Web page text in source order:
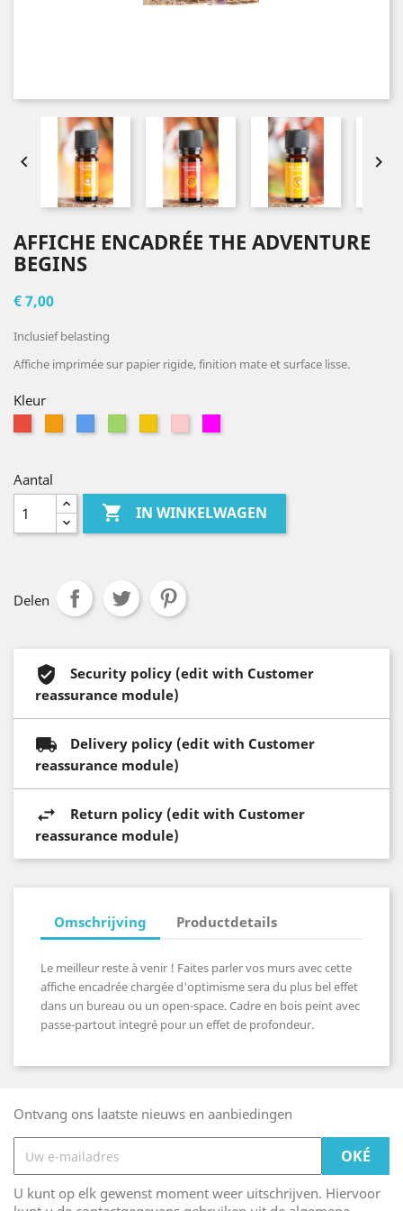
 
AFFICHE ENCADRÉE THE ADVENTURE
BEGINS
€ 7,00
Inclusief belasting
Affiche imprimée sur papier rigide, finition mate et surface lisse.
Kleur
Aantal
 IN WINKELWAGEN
Delen
Security policy (edit with Customer
reassurance module)
Delivery policy (edit with Customer
reassurance module)
Return policy (edit with Customer
reassurance module)
Omschrijving Productdetails
Le meilleur reste à venir ! Faites parler vos murs avec cette
affiche encadrée chargée d'optimisme sera du plus bel effet
dans un bureau ou un open-space. Cadre en bois peint avec
passe-partout integré pour un effet de profondeur.
Ontvang ons laatste nieuws en aanbiedingen
U kunt op elk gewenst moment weer uitschrijven. Hiervoor